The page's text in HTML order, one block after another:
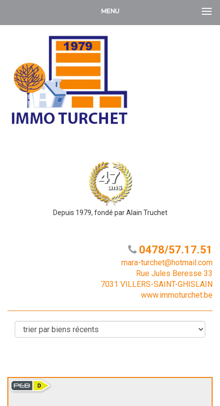
MENU
Depuis 1979, fondé par Alain Truchet
0478/57.17.51
mara-turchet@hotmail.com
Rue Jules Beresse 33
7031 VILLERS-SAINT-GHISLAIN
www.immoturchet.be